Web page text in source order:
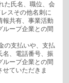
た氏名、職位、会
スその他名刺に
報共有、事業活動
ループ企業との間
の支払いや、支払
名、電話番号、振
ープ企業との間
ていただきま